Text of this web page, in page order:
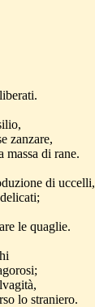
zanzare,
di rane.
di uccelli,
le quaglie.
lo straniero.